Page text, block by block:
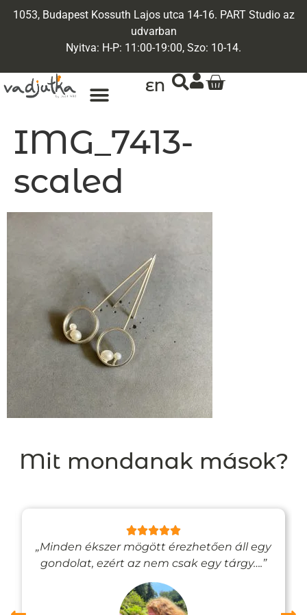
1053, Budapest Kossuth Lajos utca 14-16. PART Studio az
udvarban
Nyitva: H-P: 11:00-19:00, Szo: 10-14.
EN
IMG_7413-
scaled
Mit mondanak mások?
„Minden ékszer mögött érezhetően áll egy
gondolat, ezért az nem csak egy tárgy….”